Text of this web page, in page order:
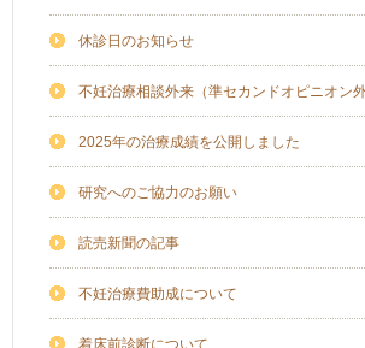
休診日のお知らせ
不妊治療相談外来（準セカンドオピニオン外
2025年の治療成績を公開しました
研究へのご協力のお願い
読売新聞の記事
不妊治療費助成について
着床前診断について